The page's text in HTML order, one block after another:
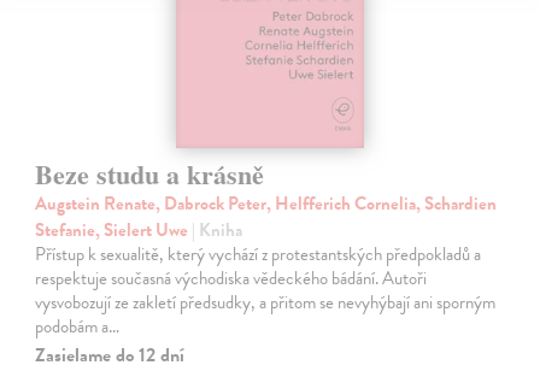
Beze studu a krásně
Augstein Renate, Dabrock Peter, Helfferich Cornelia, Schardien
Stefanie, Sielert Uwe | Kniha
Přístup k sexualitě, který vychází z protestantských předpokladů a
respektuje současná východiska vědeckého bádání. Autoři
vysvobozují ze zakletí předsudky, a přitom se nevyhýbají ani sporným
podobám a…
Zasielame do 12 dní